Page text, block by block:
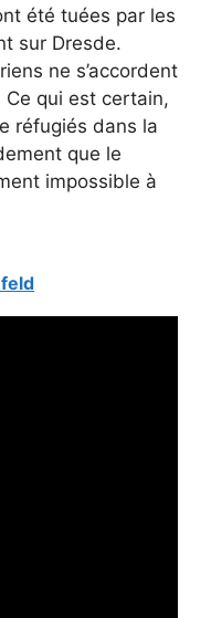
été tuées par les
sur Dresde.
ne s’accordent
qui est certain,
réfugiés dans la
que le
impossible à